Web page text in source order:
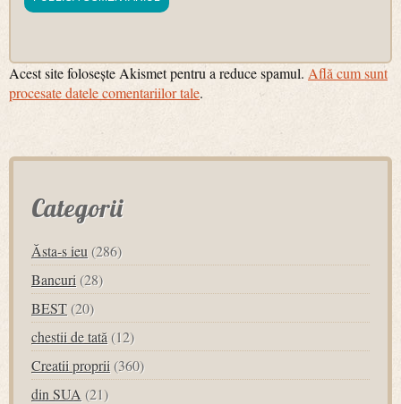
Acest site folosește Akismet pentru a reduce spamul. Află cum sunt
procesate datele comentariilor tale.
Categorii
Ăsta-s ieu (286)
Bancuri (28)
BEST (20)
chestii de tată (12)
Creatii proprii (360)
din SUA (21)